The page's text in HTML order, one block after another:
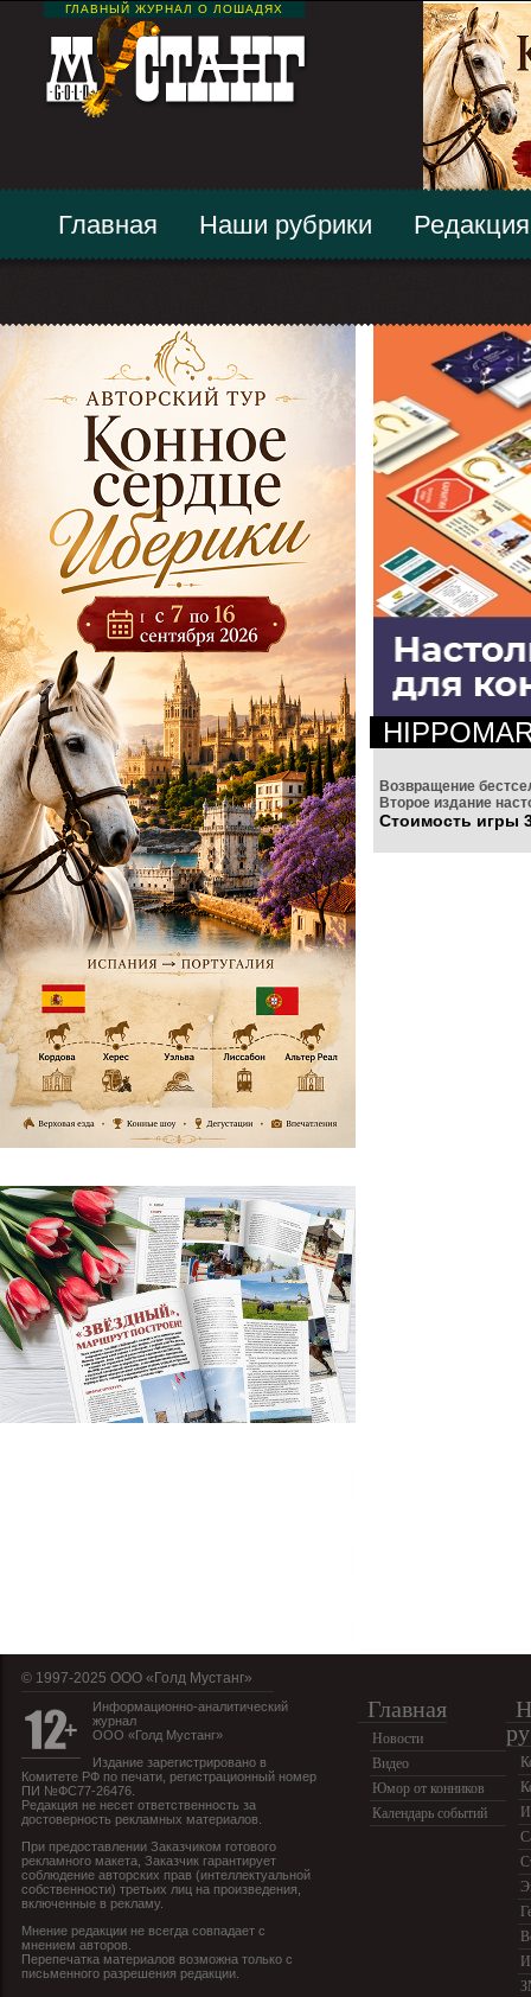
ГЛАВНЫЙ ЖУРНАЛ О ЛОШАДЯХ
Главная Наши рубрики Редакция
Возвращение
Второе издание
Стоимость игры
© 1997-2025 OOO «Голд Мустанг»
Информационно-аналитический
журнал
ООО «Голд Мустанг»
Издание зарегистрировано в
Комитете РФ по печати, регистрационный номер
ПИ №ФС77-26476.
Редакция не несет ответственность за
достоверность рекламных материалов.
При предоставлении Заказчиком готового
рекламного макета, Заказчик гарантирует
соблюдение авторских прав (интеллектуальной
собственности) третьих лиц на произведения,
включенные в рекламу.
Мнение редакции не всегда совпадает с
мнением авторов.
Перепечатка материалов возможна только с
письменного разрешения редакции.
Главная
Новости
Видео
Юмор от конников
Календарь событий